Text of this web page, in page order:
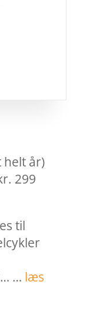
helt år)
299
til
… læs